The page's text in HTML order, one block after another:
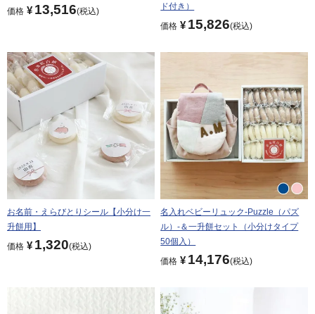
価格 ¥ 13,516 税込
ド付き）
価格 ¥ 15,826 税込
お名前・えらびとりシール【小分け一
升餅用】
価格 ¥ 1,320 税込
名入れベビーリュック-Puzzle（パズ
ル）-＆一升餅セット（小分けタイプ
50個入）
価格 ¥ 14,176 税込